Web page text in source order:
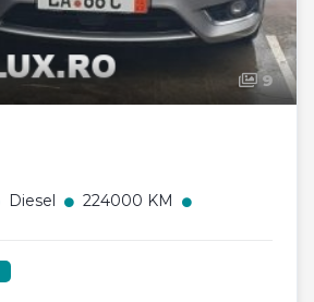
9
Diesel
224000 KM